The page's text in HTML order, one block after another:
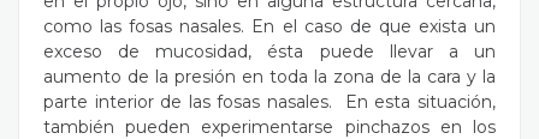
como las fosas nasales. En el caso de que exista un
exceso de mucosidad, ésta puede llevar a un
aumento de la presión en toda la zona de la cara y la
parte interior de las fosas nasales.
En esta situación,
también pueden experimentarse pinchazos en los